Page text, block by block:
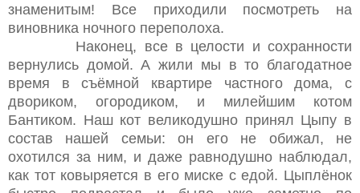
знаменитым! Все приходили посмотреть на
виновника ночного переполоха.
Наконец, все в целости и сохранности
вернулись домой. А жили мы в то благодатное
время в съёмной квартире частного дома, с
двориком, огородиком, и милейшим котом
Бантиком. Наш кот великодушно принял Цыпу в
состав нашей семьи: он его не обижал, не
охотился за ним, и даже равнодушно наблюдал,
как тот ковыряется в его миске с едой. Цыплёнок